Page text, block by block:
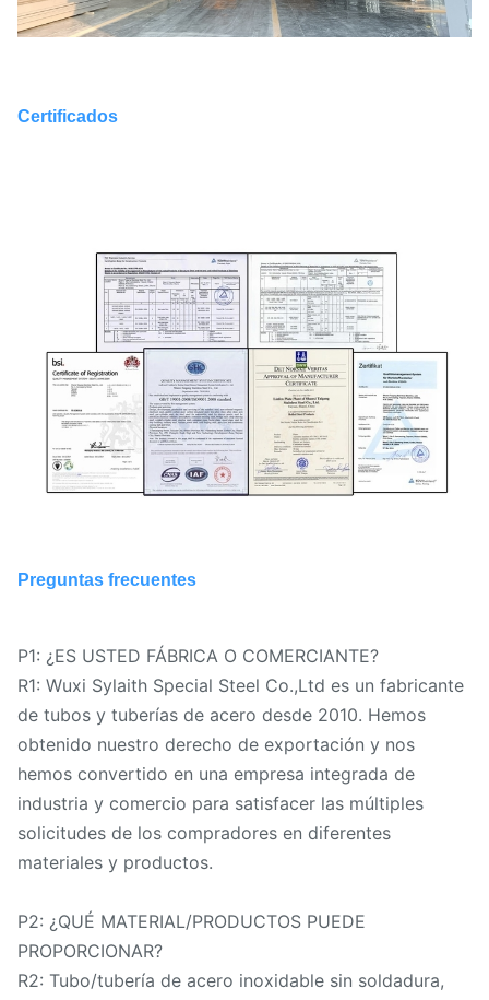
Certificados
Preguntas frecuentes
P1: ¿ES USTED FÁBRICA O COMERCIANTE?
R1: Wuxi Sylaith Special Steel Co.,Ltd es un fabricante
de tubos y tuberías de acero desde 2010. Hemos
obtenido nuestro derecho de exportación y nos
hemos convertido en una empresa integrada de
industria y comercio para satisfacer las múltiples
solicitudes de los compradores en diferentes
materiales y productos.
P2: ¿QUÉ MATERIAL/PRODUCTOS PUEDE
PROPORCIONAR?
R2: Tubo/tubería de acero inoxidable sin soldadura,